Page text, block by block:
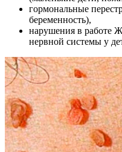
гормональные
беременность),
нарушения в работе
нервной системы у